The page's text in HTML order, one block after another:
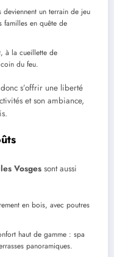
deviennent un terrain de jeu
familles en quête de
à la cueillette de
du feu.
donc s’offrir une liberté
et son ambiance,
Vosges sont aussi
en bois, avec poutres
haut de gamme : spa
panoramiques.